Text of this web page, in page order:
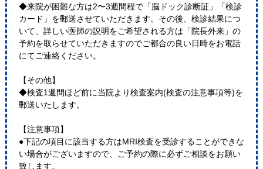
◆来院が困難な方は2〜3週間程で「脳ドック診断証」「検診
カード」を郵送させていただきます。その後、検診結果につ
いて、詳しい医師の説明をご希望される方は「院長外来」の
予約を取らせていただきますのでご都合の良い日時をお電話
にてご連絡ください。
【その他】
◆検査1週間ほど前に当院より検査案内(検査の注意事項等)を
郵送いたします。
【注意事項】
●下記の項目に該当する方はMRI検査を受診することができな
い場合がございますので、ご予約の際に必ずご相談をお願い
致します。